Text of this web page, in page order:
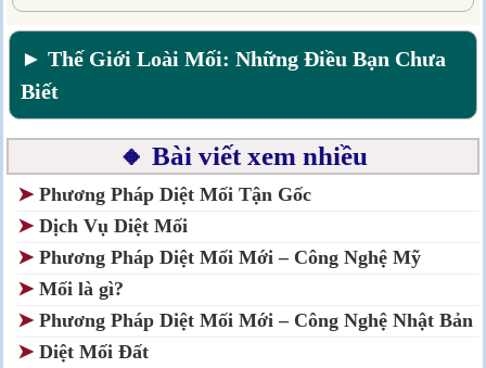
► Thế Giới Loài Mối: Những Điều Bạn Chưa
Biết
🔸 Bài viết xem nhiều
➤ Phương Pháp Diệt Mối Tận Gốc
➤ Dịch Vụ Diệt Mối
➤ Phương Pháp Diệt Mối Mới – Công Nghệ Mỹ
➤ Mối là gì?
➤ Phương Pháp Diệt Mối Mới – Công Nghệ Nhật Bản
➤ Diệt Mối Đất